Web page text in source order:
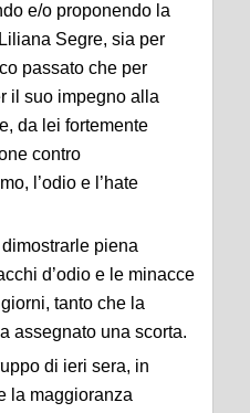
e/o proponendo la
Segre, sia per
passato che per
il suo impegno alla
da lei fortemente
contro
l’odio e l’hate
piena
d’odio e le minacce
tanto che la
assegnato una scorta.
di ieri sera, in
la maggioranza